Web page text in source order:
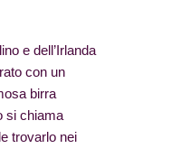
e dell’Irlanda
con un
birra
si chiama
trovarlo nei
della nazione